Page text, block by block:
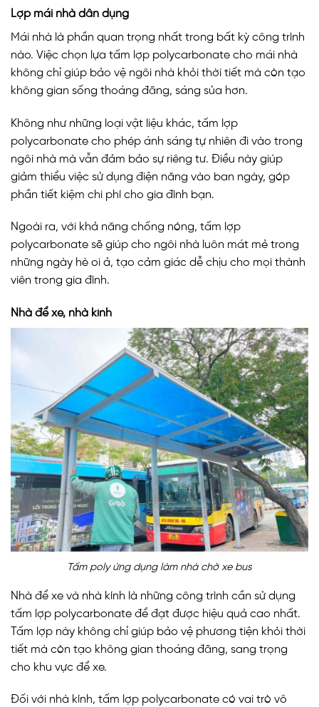
Lợp mái nhà dân dụng
Mái nhà là phần quan trọng nhất trong bất kỳ công trình
nào. Việc chọn lựa tấm lợp polycarbonate cho mái nhà
không chỉ giúp bảo vệ ngôi nhà khỏi thời tiết mà còn tạo
không gian sống thoáng đãng, sáng sủa hơn.
Không như những loại vật liệu khác, tấm lợp
polycarbonate cho phép ánh sáng tự nhiên đi vào trong
ngôi nhà mà vẫn đảm bảo sự riêng tư. Điều này giúp
giảm thiểu việc sử dụng điện năng vào ban ngày, góp
phần tiết kiệm chi phí cho gia đình bạn.
Ngoài ra, với khả năng chống nóng, tấm lợp
polycarbonate sẽ giúp cho ngôi nhà luôn mát mẻ trong
những ngày hè oi ả, tạo cảm giác dễ chịu cho mọi thành
viên trong gia đình.
Nhà để xe, nhà kính
Tấm poly ứng dụng làm nhà chờ xe bus
Nhà để xe và nhà kính là những công trình cần sử dụng
tấm lợp polycarbonate để đạt được hiệu quả cao nhất.
Tấm lợp này không chỉ giúp bảo vệ phương tiện khỏi thời
tiết mà còn tạo không gian thoáng đãng, sang trọng
cho khu vực để xe.
Đối với nhà kính, tấm lợp polycarbonate có vai trò vô